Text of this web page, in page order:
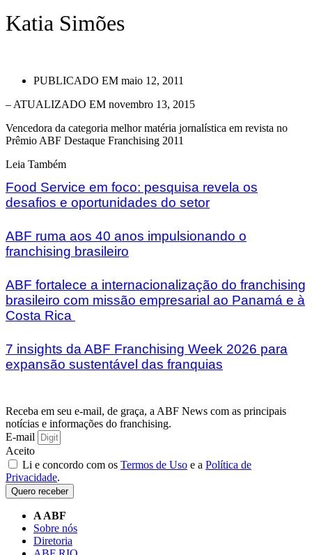
Katia Simões
PUBLICADO EM maio 12, 2011
– ATUALIZADO EM novembro 13, 2015
Vencedora da categoria melhor matéria jornalística em revista no
Prêmio ABF Destaque Franchising 2011
Leia Também
Food Service em foco: pesquisa revela os
desafios e oportunidades do setor
ABF ruma aos 40 anos impulsionando o
franchising brasileiro
ABF fortalece a internacionalização do franchising
brasileiro com missão empresarial ao Panamá e à
Costa Rica
7 insights da ABF Franchising Week 2026 para
expansão sustentável das franquias
Receba em seu e-mail, de graça, a ABF News com as principais
notícias e informações do franchising.
E-mail
Aceito
Li e concordo com os Termos de Uso e a Política de
Privacidade.
Quero receber
A ABF
Sobre nós
Diretoria